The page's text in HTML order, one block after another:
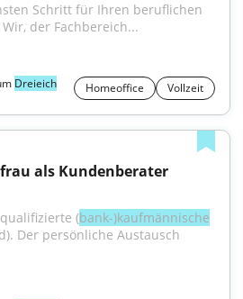
Schritt für Ihren beruflichen
der Fachbereich...
Dreieich Homeoffice Vollzeit
als Kundenberater
(bank-)kaufmännische
Der persönliche Austausch